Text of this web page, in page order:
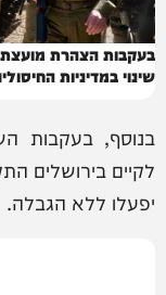
בעקבות הצהרת
שינוי במדיניות
בנוסף, בעקבות
יפעלו ללא הגבלה.